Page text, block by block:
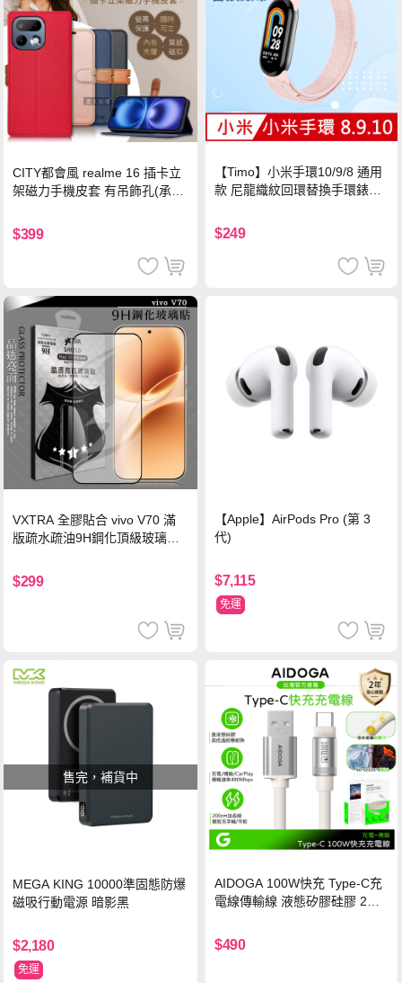
CITY都會風 realme 16 插卡立
架磁力手機皮套 有吊飾孔(承諾
$399
【Timo】小米手環10/9/8 通用
款 尼龍織紋回環替換手環錶帶-
$249
VXTRA 全膠貼合 vivo V70 滿
版疏水疏油9H鋼化頂級玻璃貼
$299
【Apple】AirPods Pro (第 3
代)
$7,115
免運
售完，補貨中
MEGA KING 10000準固態防爆
磁吸行動電源 暗影黑
$2,180
免運
AIDOGA 100W快充 Type-C充
電線傳輸線 液態矽膠硅膠 2M
$490